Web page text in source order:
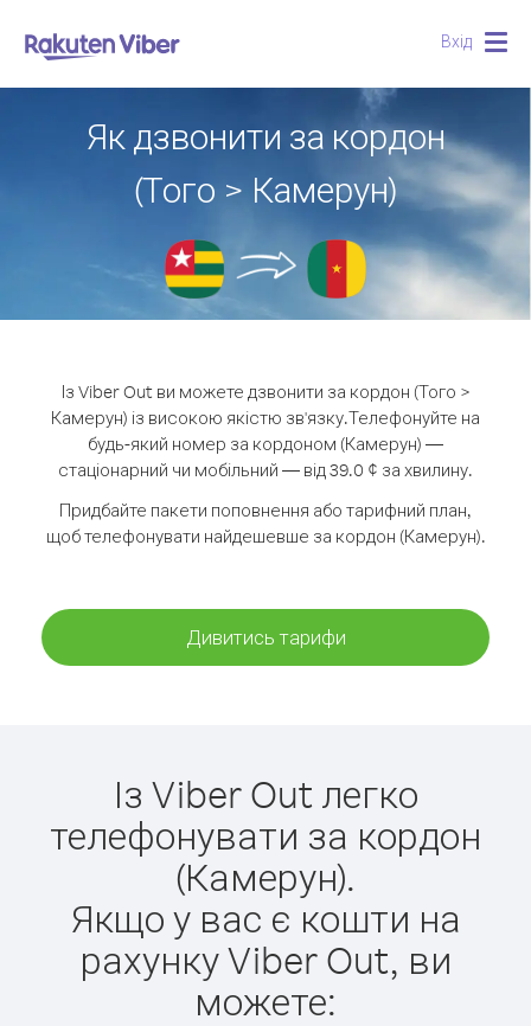
Вхід
Як дзвонити за кордон
(Того > Камерун)
Із Viber Out ви можете дзвонити за кордон (Того >
Камерун) із високою якістю зв'язку.Телефонуйте на
будь-який номер за кордоном (Камерун) —
стаціонарний чи мобільний — від 39.0 ¢ за хвилину.
Придбайте пакети поповнення або тарифний план,
щоб телефонувати найдешевше за кордон (Камерун).
Дивитись тарифи
Із Viber Out легко
телефонувати за кордон
(Камерун).
Якщо у вас є кошти на
рахунку Viber Out, ви
можете: